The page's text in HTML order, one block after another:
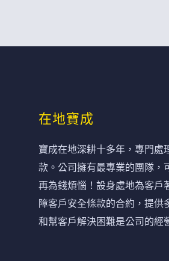
在地寶成
寶成在地深耕十多年，專門處
款。公司擁有最專業的團隊，
再為錢煩惱！設身處地為客戶
障客戶安全條款的合約，提供
和幫客戶解決困難是公司的經